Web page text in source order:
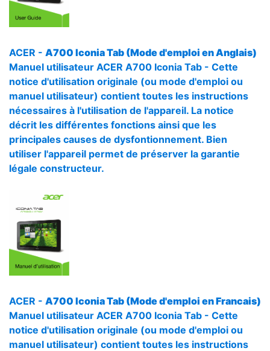
ACER - A700 Iconia Tab (Mode d'emploi en Anglais)
Manuel utilisateur ACER A700 Iconia Tab - Cette
notice d'utilisation originale (ou mode d'emploi ou
manuel utilisateur) contient toutes les instructions
nécessaires à l'utilisation de l'appareil. La notice
décrit les différentes fonctions ainsi que les
principales causes de dysfontionnement. Bien
utiliser l'appareil permet de préserver la garantie
légale constructeur.
ACER - A700 Iconia Tab (Mode d'emploi en Francais)
Manuel utilisateur ACER A700 Iconia Tab - Cette
notice d'utilisation originale (ou mode d'emploi ou
manuel utilisateur) contient toutes les instructions